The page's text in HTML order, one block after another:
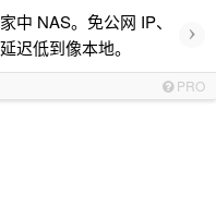
中 NAS。免公网 IP、
迟低到像本地。
›
PRO